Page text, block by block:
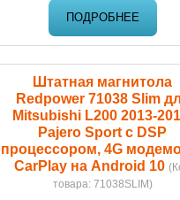
ПОДРОБНЕЕ
Штатная магнитола
Redpower 71038 Slim
Mitsubishi L200 2013-
Pajero Sport с DSP
процессором, 4G
CarPlay на Android 10
товара: 71038SLIM)